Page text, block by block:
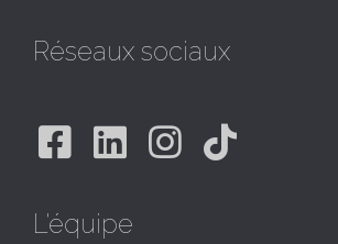
Réseaux sociaux
Facebook
Linkedin
Instagram
Tiktok
L'équipe